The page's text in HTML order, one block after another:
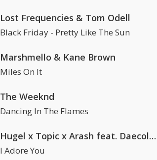
Lost Frequencies & Tom Odell
Black Friday - Pretty Like The Sun
Marshmello & Kane Brown
Miles On It
The Weeknd
Dancing In The Flames
Hugel x Topic x Arash feat. Daecolm
I Adore You